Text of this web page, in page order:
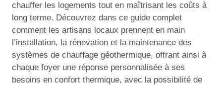
chauffer les logements tout en maîtrisant les coûts à
long terme. Découvrez dans ce guide complet
comment les artisans locaux prennent en main
l’installation, la rénovation et la maintenance des
systèmes de chauffage géothermique, offrant ainsi à
chaque foyer une réponse personnalisée à ses
besoins en confort thermique, avec la possibilité de